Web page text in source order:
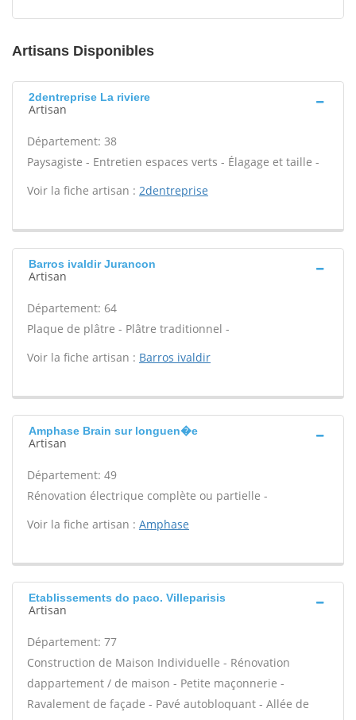
Artisans Disponibles
2dentreprise La riviere
Artisan
Département: 38
Paysagiste - Entretien espaces verts - Élagage et taille -
Voir la fiche artisan : 2dentreprise
Barros ivaldir Jurancon
Artisan
Département: 64
Plaque de plâtre - Plâtre traditionnel -
Voir la fiche artisan : Barros ivaldir
Amphase Brain sur longuen�e
Artisan
Département: 49
Rénovation électrique complète ou partielle -
Voir la fiche artisan : Amphase
Etablissements do paco. Villeparisis
Artisan
Département: 77
Construction de Maison Individuelle - Rénovation
dappartement / de maison - Petite maçonnerie -
Ravalement de façade - Pavé autobloquant - Allée de